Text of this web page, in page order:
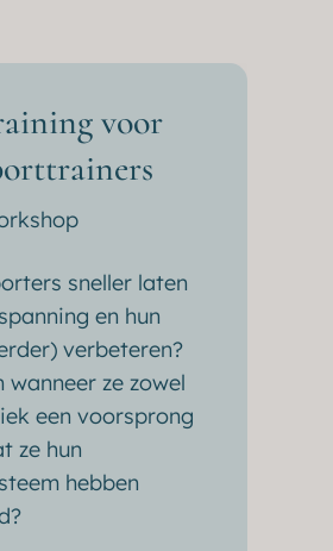
voor
sneller laten
en hun
verbeteren?
wanneer ze zowel
een voorsprong
ze hun
hebben